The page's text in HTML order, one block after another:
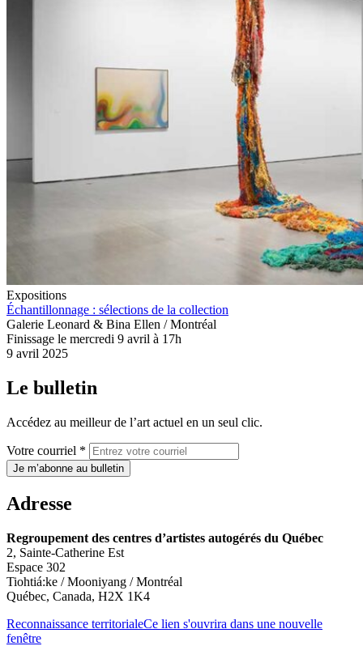
Expositions
Échantillonnage : sélections de la collection
Galerie Leonard & Bina Ellen / Montréal
Finissage le mercredi 9 avril à 17h
9 avril 2025
Le bulletin
Accédez au meilleur de l’art actuel en un seul clic.
Votre courriel *
Je m’abonne au bulletin
Adresse
Regroupement des centres d’artistes autogérés du Québec
2, Sainte-Catherine Est
Espace 302
Tiohtiá:ke / Mooniyang / Montréal
Québec, Canada, H2X 1K4
Reconnaissance territorialeCe lien s'ouvrira dans une nouvelle
fenêtre